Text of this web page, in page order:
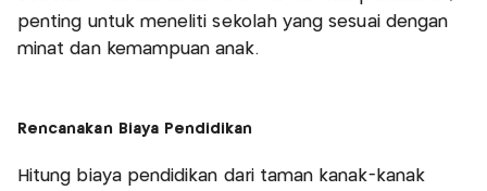
penting untuk meneliti sekolah yang sesuai dengan
minat dan kemampuan anak.
Rencanakan Biaya Pendidikan
Hitung biaya pendidikan dari taman kanak-kanak